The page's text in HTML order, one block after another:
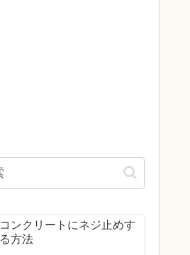
コンクリートにネジ止めす
る方法